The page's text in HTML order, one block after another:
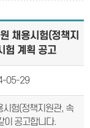
채용시험(정책지
험 계획 공고
05-29
험(정책지원관, 속
이 공고합니다.